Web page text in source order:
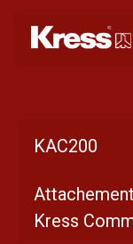
KAC200
Kress